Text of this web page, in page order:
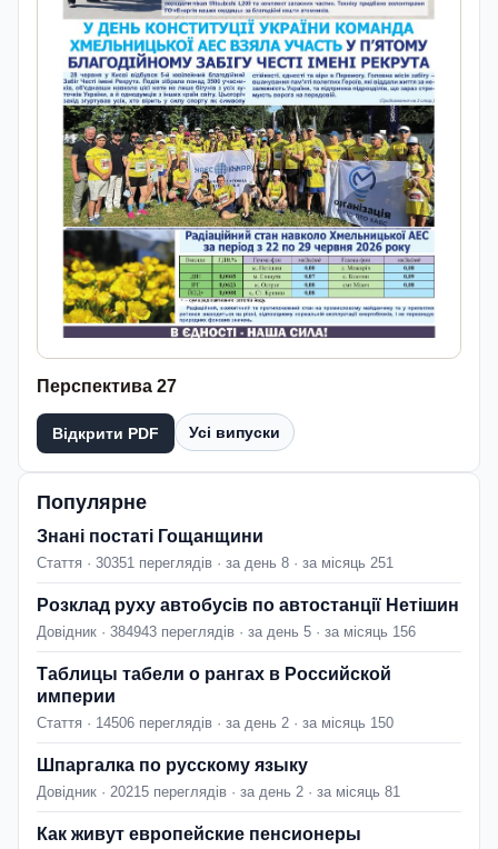
Перспектива 27
Відкрити PDF Усі випуски
Популярне
Знані постаті Гощанщини
Стаття · 30351 переглядів · за день 8 · за місяць 251
Розклад руху автобусів по автостанції Нетішин
Довідник · 384943 переглядів · за день 5 · за місяць 156
Таблицы табели о рангах в Российской
империи
Стаття · 14506 переглядів · за день 2 · за місяць 150
Шпаргалка по русскому языку
Довідник · 20215 переглядів · за день 2 · за місяць 81
Как живут европейские пенсионеры